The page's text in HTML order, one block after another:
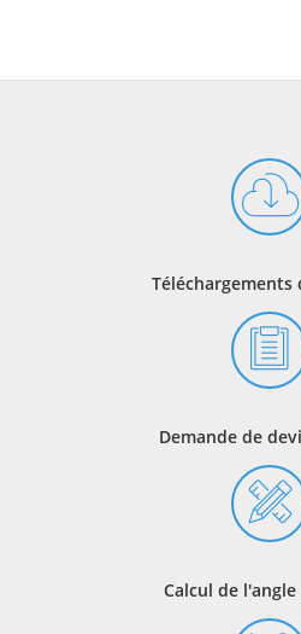
Téléchargements
Demande de
Calcul de